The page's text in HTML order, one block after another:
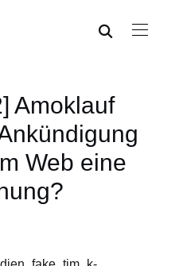
Amoklauf
Web eine